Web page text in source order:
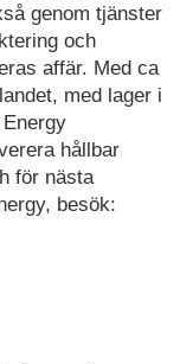
genom tjänster
och
affär. Med ca
med lager i
hållbar
för nästa
besök: